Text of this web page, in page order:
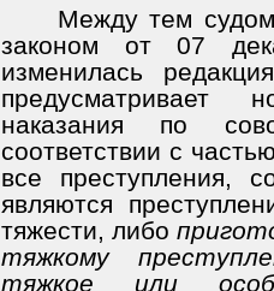
Между тем
законом от 07
изменилась
предусматривает
наказания по
соответствии с
все преступления,
являются
тяжести, либо
тяжкому
тяжкое или